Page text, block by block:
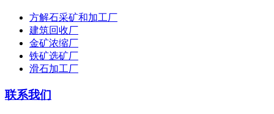
方解石采矿和加工厂
建筑回收厂
金矿浓缩厂
铁矿选矿厂
滑石加工厂
联系我们